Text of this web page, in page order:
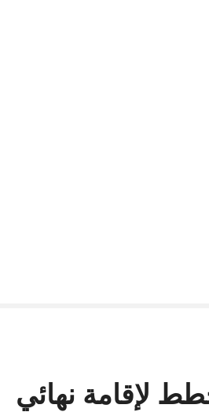
لإقامة نهائي